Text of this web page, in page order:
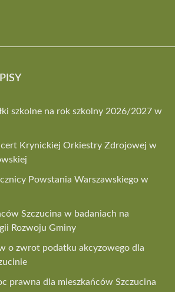
szkolne na rok szkolny 2026/2027 w
Krynickiej Orkiestry Zdrojowej w
Powstania Warszawskiego w
Szczucina w badaniach na
Rozwoju Gminy
o zwrot podatku akcyzowego dla
prawna dla mieszkańców Szczucina